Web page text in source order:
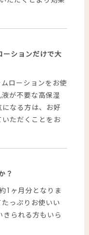
ーションだけで大
ローションをお使
が不要な高保湿
なる方は、お好
ただくことをお
？
1ヶ月分となりま
っぷりお使いい
きられる方もいら